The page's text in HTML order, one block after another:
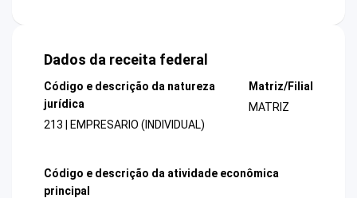
Dados da receita federal
Código e descrição da natureza
jurídica
213 | EMPRESARIO (INDIVIDUAL)
Matriz/Filial
MATRIZ
Código e descrição da atividade econômica
principal